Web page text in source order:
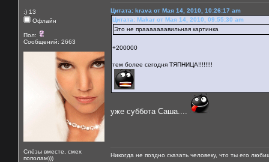
:) 13
Офлайн
Пол:
Сообщений: 2663
Слёзы вместе, смех
пополам)))
Цитата: krava от Мая 14, 2010, 10:26:17 am
Цитата: Makar от Мая 14, 2010, 09:55:30 am
Это не прааааааавильная картинка
+200000
тем более сегодня ТЯПНИЦА!!!!!!!!
уже суббота Саша....
Никогда не поздно сказать человеку, что ты его